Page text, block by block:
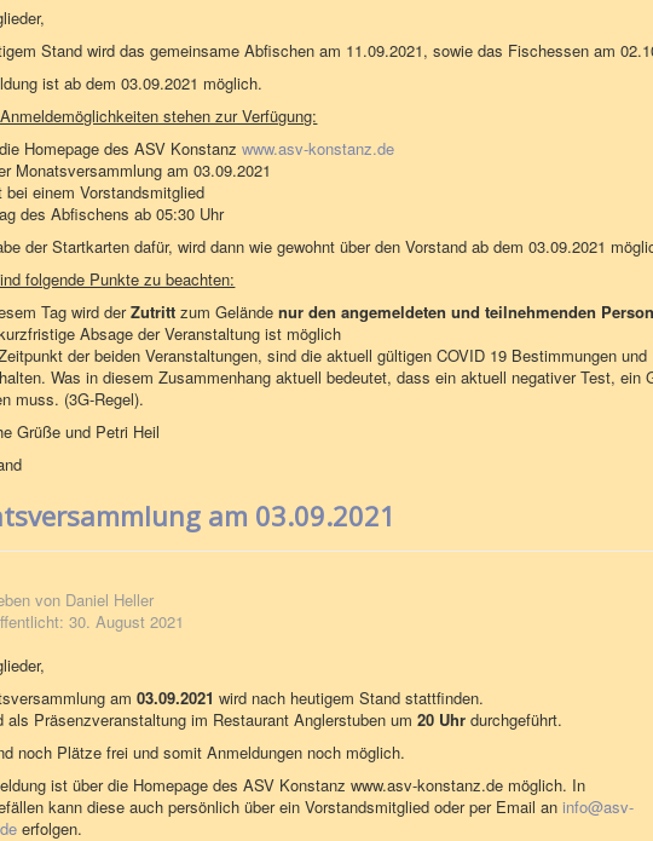
Stand wird das gemeinsame Abfischen am 11.09.2021, sowie das Fischessen am
ist ab dem 03.09.2021 möglich.
stehen zur Verfügung:
Homepage des ASV Konstanzwww.asv-konstanz.de
Monatsversammlung am 03.09.2021
bei einem Vorstandsmitglied
des Abfischens ab 05:30 Uhr
der Startkarten dafür, wird dann wie gewohnt über den Vorstand ab dem 03.09.2021
folgende Punkte zu beachten:
Tag wird derZutrittzum Geländenur den angemeldeten und teilnehmenden
Absage der Veranstaltung ist möglich
der beiden Veranstaltungen, sind die aktuell gültigen COVID 19 Bestimmungen
Was in diesem Zusammenhang aktuell bedeutet, dass ein aktuell negativer Test, ein
muss. (3G-Regel).
Grüße und Petri Heil
am 03.09.2021
von Daniel Heller
30. August 2021
am03.09.2021wird nach heutigem Stand stattfinden.
als Präsenzveranstaltung im Restaurant Anglerstuben um20 Uhrdurchgeführt.
noch Plätze frei und somit Anmeldungen noch möglich.
ist über die Homepage des ASV Konstanz www.asv-konstanz.de möglich. In
kann diese auch persönlich über ein Vorstandsmitglied oder per Email aninfo@asv-
erfolgen.